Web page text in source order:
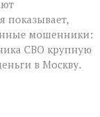
больном»:
вдова
военного
лишилась
миллионов
из‑за
показывает,
мошенники:
СВО крупную
в Москву.